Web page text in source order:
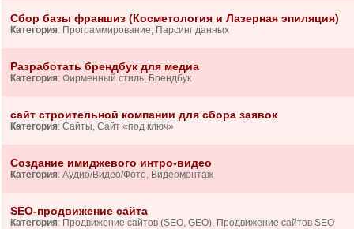
Сбор базы франшиз (Косметология и Лазерная эпиляция)
Категория: Программирование, Парсинг данных
Разработать брендбук для медиа
Категория: Фирменный стиль, Брендбук
сайт строительной компании для сбора заявок
Категория: Сайты, Сайт «под ключ»
Создание имиджевого интро-видео
Категория: Аудио/Видео/Фото, Видеомонтаж
SEO-продвижение сайта
Категория: Продвижение сайтов (SEO, GEO), Продвижение сайтов SEO